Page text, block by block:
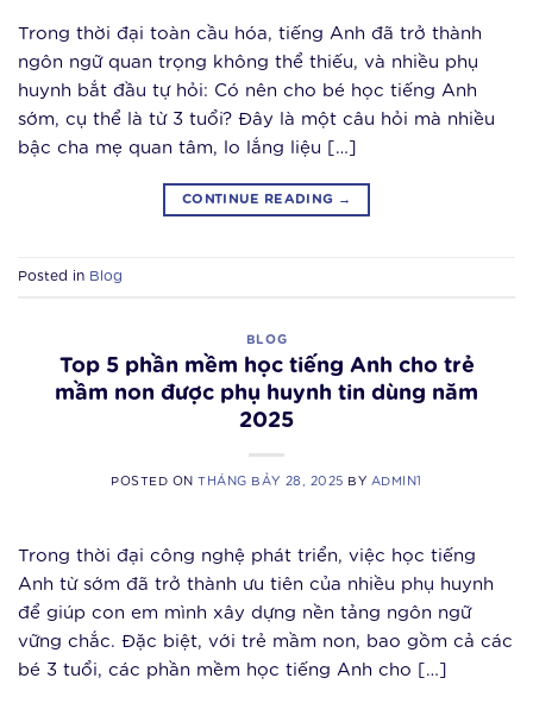
Trong thời đại toàn cầu hóa, tiếng Anh đã trở thành
ngôn ngữ quan trọng không thể thiếu, và nhiều phụ
huynh bắt đầu tự hỏi: Có nên cho bé học tiếng Anh
sớm, cụ thể là từ 3 tuổi? Đây là một câu hỏi mà nhiều
bậc cha mẹ quan tâm, lo lắng liệu […]
CONTINUE READING →
Posted in Blog
BLOG
Top 5 phần mềm học tiếng Anh cho trẻ
mầm non được phụ huynh tin dùng năm
2025
POSTED ONTHÁNG BẢY 28, 2025 BY ADMIN1
Trong thời đại công nghệ phát triển, việc học tiếng
Anh từ sớm đã trở thành ưu tiên của nhiều phụ huynh
để giúp con em mình xây dựng nền tảng ngôn ngữ
vững chắc. Đặc biệt, với trẻ mầm non, bao gồm cả các
bé 3 tuổi, các phần mềm học tiếng Anh cho […]